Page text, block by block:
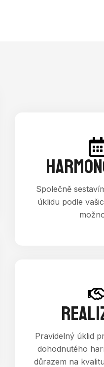
Společně
úklidu podle
Pravidelný úklid
dohodnutého
důrazem na